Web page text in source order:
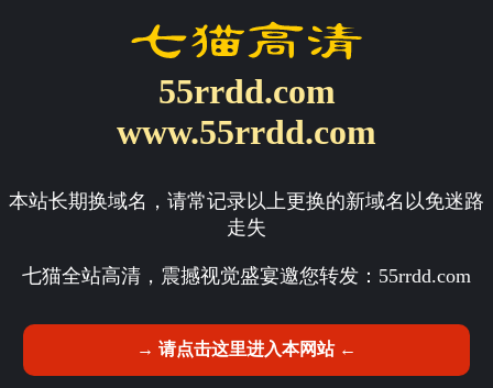
55rrdd.com
www.55rrdd.com
本站长期换域名，请常记录以上更换的新域名以免迷路
走失
七猫全站高清，震撼视觉盛宴邀您转发： 55rrdd.com
→ 请点击这里进入本网站 ←